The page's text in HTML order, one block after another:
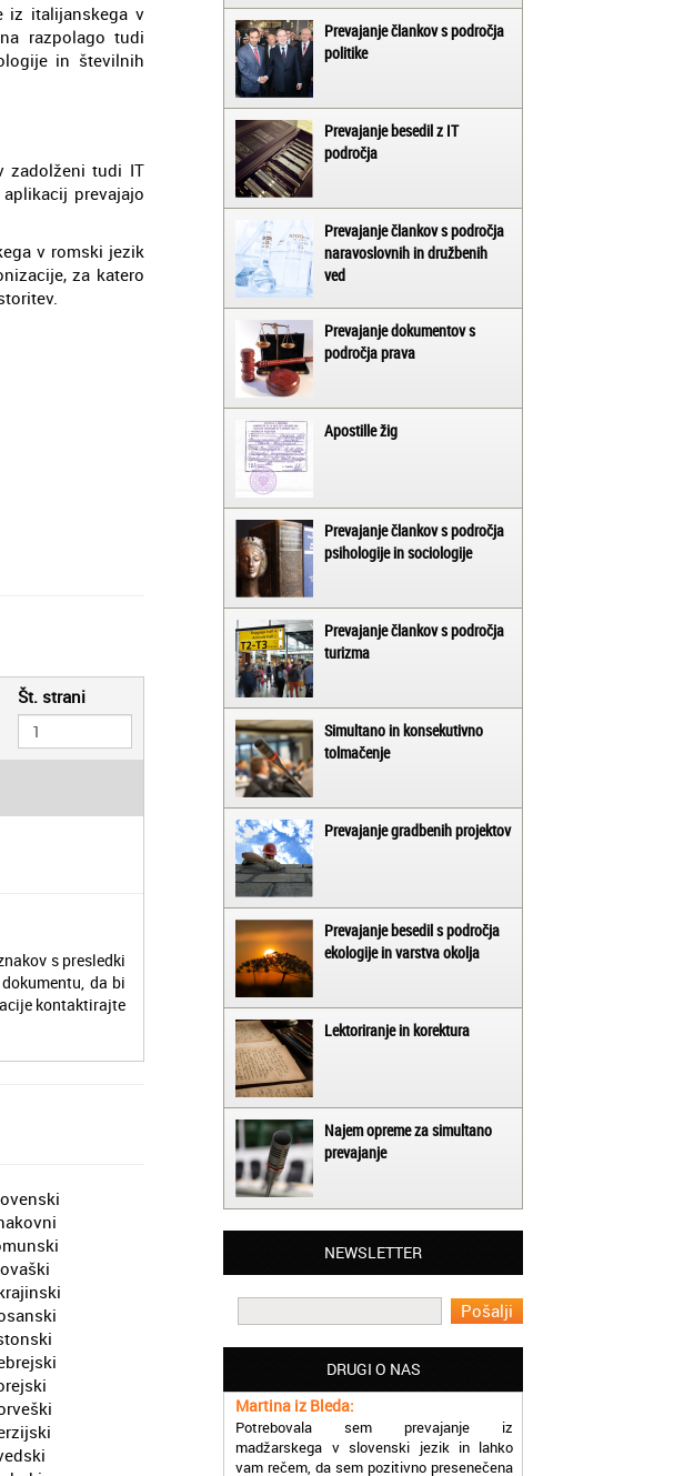
iz italijanskega v
razpolago tudi
in številnih
zadolženi tudi IT
prevajajo
v romski jezik
za katero
Št. strani
s presledki
da bi
kontaktirajte
Prevajanje člankov s področja
politike
Prevajanje besedil z IT
področja
Prevajanje člankov s področja
naravoslovnih in družbenih
ved
Prevajanje dokumentov s
področja prava
Apostille žig
Prevajanje člankov s področja
psihologije in sociologije
Prevajanje člankov s področja
turizma
Simultano in konsekutivno
tolmačenje
Prevajanje gradbenih projektov
Prevajanje besedil s področja
ekologije in varstva okolja
Lektoriranje in korektura
Najem opreme za simultano
prevajanje
NEWSLETTER
DRUGI O NAS
Matjaž iz Ajdovščine:
Lahko pohvalim vse zaposlene v Akademiji
Oxford, ker so resnično profesionalni in
prevajalske storitve opravljajo hitro in
Martina iz Bleda:
Potrebovala sem prevajanje iz
madžarskega v slovenski jezik in lahko
vam rečem, da sem pozitivno presenečena
nad hitrostjo in kakovostjo storitve